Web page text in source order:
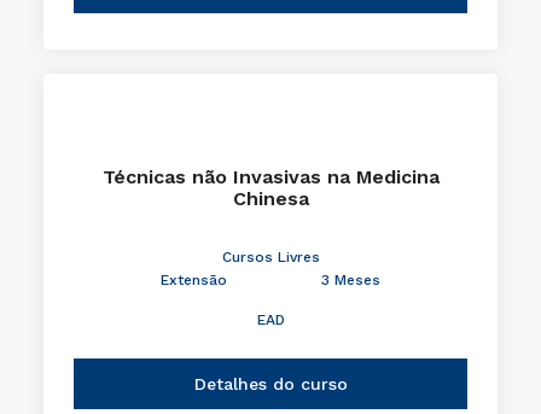
Técnicas não Invasivas na Medicina
Chinesa
Cursos Livres
Extensão
3 Meses
EAD
Detalhes do curso